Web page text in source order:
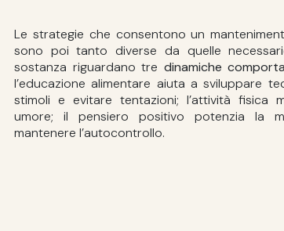
Le strategie che consentono un
sono poi tanto diverse da quelle
sostanza riguardano tre dinamiche
l’educazione alimentare aiuta a sviluppare
stimoli e evitare tentazioni; l’attività fisica
umore; il pensiero positivo potenzia la
mantenere l’autocontrollo.